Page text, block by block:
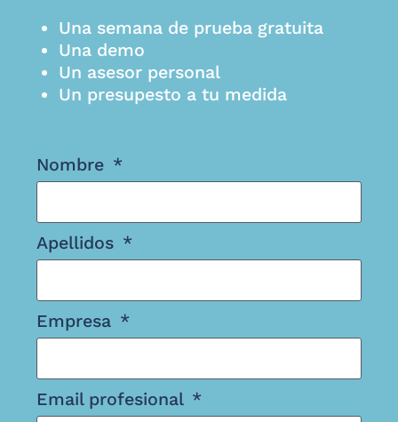
Una semana de prueba gratuita
Una demo
Un asesor personal
Un presupesto a tu medida
Nombre
Apellidos
Empresa
Email profesional